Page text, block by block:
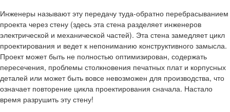
Инженеры называют эту передачу туда-обратно перебрасыванием
проекта через стену (здесь эта стена разделяет инженеров
электрической и механической частей). Эта стена замедляет цикл
проектирования и ведет к непониманию конструктивного замысла.
Проект может быть не полностью оптимизирован, содержать
пересечения, проблемы столкновения печатных плат и корпусных
деталей или может быть вовсе невозможен для производства, что
означает повторение цикла проектирования сначала. Настало
время разрушить эту стену!